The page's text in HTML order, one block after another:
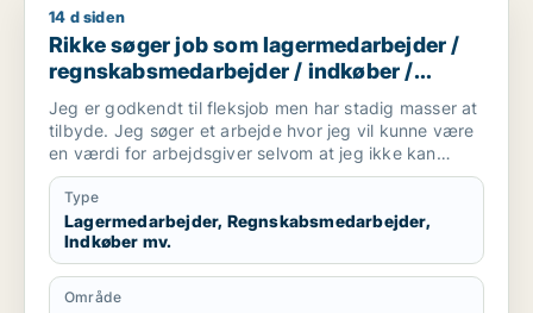
Rikke søger job som lagermedarbejder /
14 d siden
Rikke søger job som lagermedarbejder /
regnskabsmedarbejder / indkøber /
receptionist / maskintekniker
Jeg er godkendt til fleksjob men har stadig masser at
tilbyde. Jeg søger et arbejde hvor jeg vil kunne være
en værdi for arbejdsgiver selvom at jeg ikke kan
arbejde i en fuldtidsstilling. Jeg er ikke bleg for at
prøve noget nyt og søger derfor ikke kun inde for en
bestemt branche
Type
Lagermedarbejder, Regnskabsmedarbejder,
Indkøber mv.
Område